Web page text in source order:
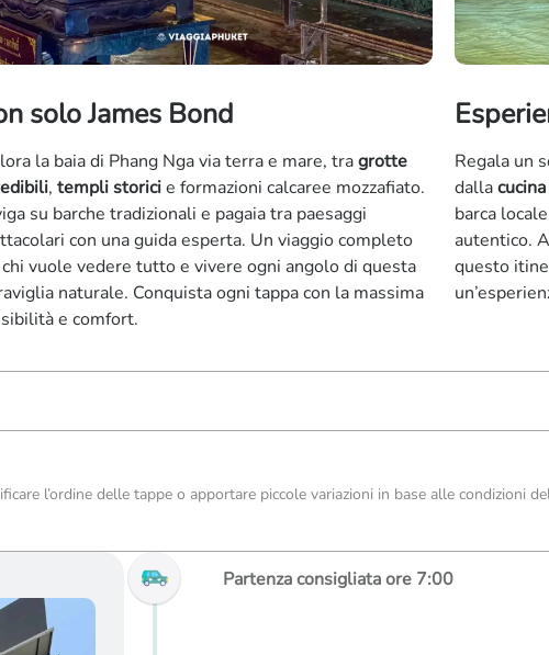
solo James Bond
la baia di Phang Nga via terra e mare, tragrotte
, templi storicie formazioni calcaree mozzafiato.
su barche tradizionali e pagaia tra paesaggi
con una guida esperta. Un viaggio completo
vuole vedere tutto e vivere ogni angolo di questa
naturale. Conquista ogni tappa con la massima
e comfort.
Regala un
dalla
barca
autentico.
questo
l’ordine delle tappe o apportare piccole variazioni in base alle condizioni
Partenza consigliata ore 7:00